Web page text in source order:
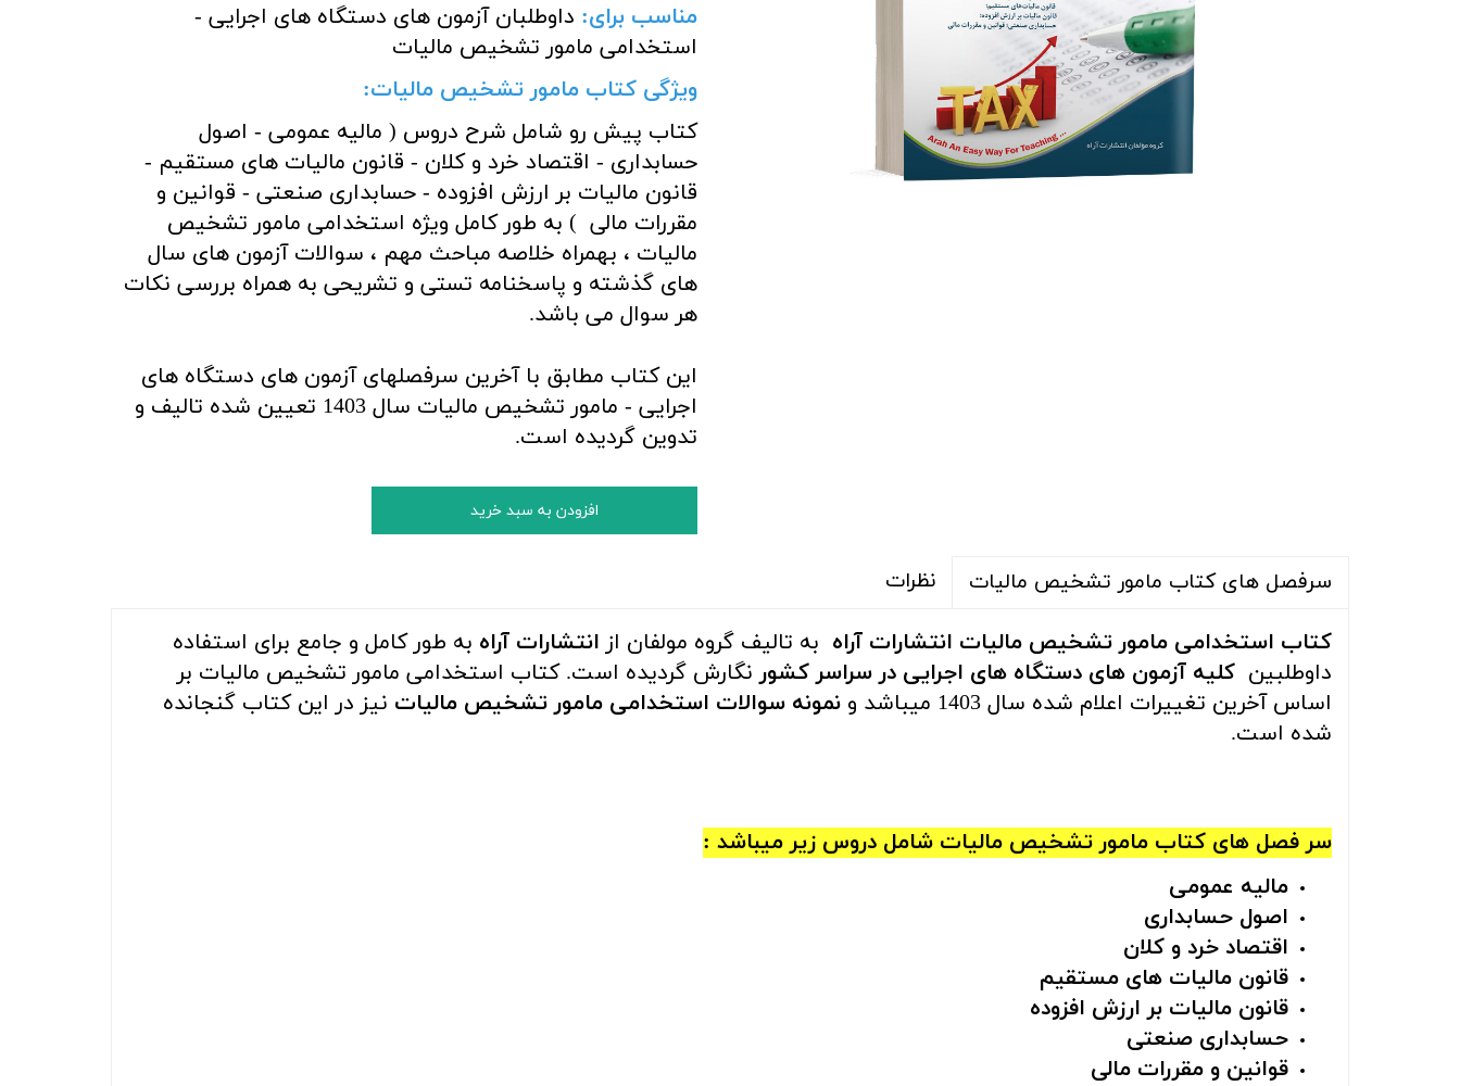
مناسب برای: داوطلبان آزمون های دستگاه های اجرایی -
استخدامی مامور تشخیص مالیات
ویژگی کتاب مامور تشخیص مالیات:
کتاب پیش رو شامل شرح دروس ( مالیه عمومی - اصول
حسابداری - اقتصاد خرد و کلان - قانون مالیات های مستقیم -
قانون مالیات بر ارزش افزوده - حسابداری صنعتی - قوانین و
مقررات مالی ) به طور کامل ویژه استخدامی مامور تشخیص
مالیات ، بهمراه خلاصه مباحث مهم ، سوالات آزمون های سال
های گذشته و پاسخنامه تستی و تشریحی به همراه بررسی نکات
هر سوال می باشد.
این کتاب مطابق با آخرین سرفصلهای آزمون های دستگاه های
اجرایی - مامور تشخیص مالیات سال 1403 تعیین شده تالیف و
تدوین گردیده است.
افزودن به سبد خرید
سرفصل های کتاب مامور تشخیص مالیات نظرات
کتاب استخدامی مامور تشخیص مالیات انتشارات آراه به تالیف گروه مولفان از انتشارات آراه به طور کامل و جامع برای استفاده
داوطلبین کلیه آزمون های دستگاه های اجرایی در سراسر کشورنگارش گردیده است. کتاب استخدامی مامور تشخیص مالیات بر
اساس آخرین تغییرات اعلام شده سال 1403 میباشد و
نمونه سوالات استخدامی مامور تشخیص مالیات نیز در این کتاب گنجانده
شده است.
سر فصل های کتاب مامور تشخیص مالیات شامل دروس زیر میباشد :
مالیه عمومی
اصول حسابداری
اقتصاد خرد و کلان
قانون مالیات های مستقیم
قانون مالیات بر ارزش افزوده
حسابداری صنعتی
قوانین و مقررات مالی